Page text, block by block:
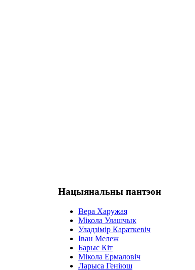
Нацыянальны пантэон
Вера Харужая
Мікола Улашчык
Уладзімір Караткевіч
Іван Мележ
Барыс Кіт
Мікола Ермаловіч
Ларыса Геніюш